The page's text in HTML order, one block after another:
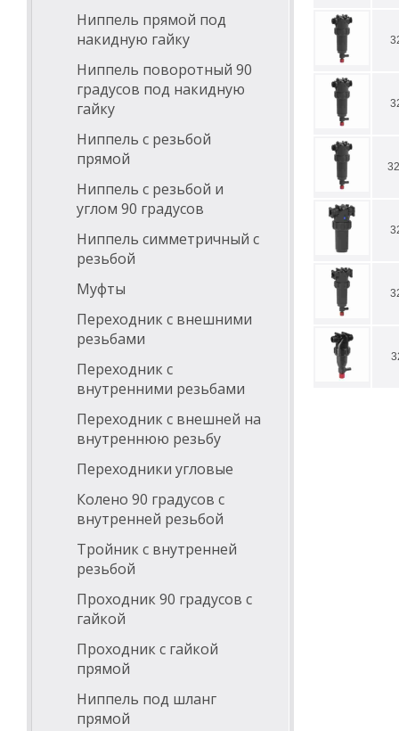
Ниппель прямой под
накидную гайку
Ниппель поворотный 90
градусов под накидную
гайку
Ниппель с резьбой
прямой
Ниппель с резьбой и
углом 90 градусов
Ниппель симметричный с
резьбой
Муфты
Переходник с внешними
резьбами
Переходник с
внутренними резьбами
Переходник с внешней на
внутреннюю резьбу
Переходники угловые
Колено 90 градусов с
внутренней резьбой
Тройник с внутренней
резьбой
Проходник 90 градусов с
гайкой
Проходник с гайкой
прямой
Ниппель под шланг
прямой